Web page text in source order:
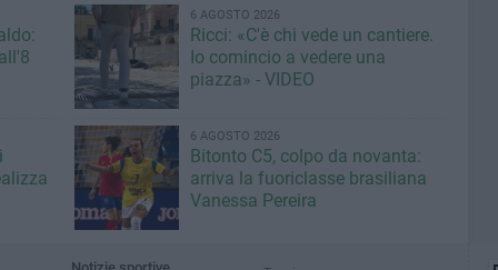
6 AGOSTO 2026
Ricci: «C'è chi vede un cantiere.
Io comincio a vedere una
piazza» - VIDEO
6 AGOSTO 2026
Bitonto C5, colpo da novanta:
arriva la fuoriclasse brasiliana
Vanessa Pereira